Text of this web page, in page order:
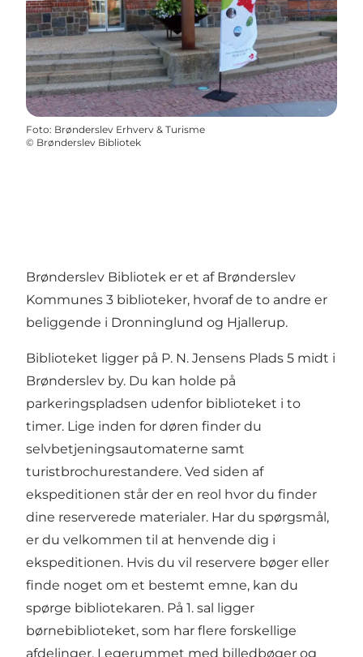
Foto: Brønderslev Erhverv & Turisme
© Brønderslev Bibliotek
Brønderslev Bibliotek er et af Brønderslev
Kommunes 3 biblioteker, hvoraf de to andre er
beliggende i Dronninglund og Hjallerup.
Biblioteket ligger på P. N. Jensens Plads 5 midt i
Brønderslev by. Du kan holde på
parkeringspladsen udenfor biblioteket i to
timer. Lige inden for døren finder du
selvbetjeningsautomaterne samt
turistbrochurestandere. Ved siden af
ekspeditionen står der en reol hvor du finder
dine reserverede materialer. Har du spørgsmål,
er du velkommen til at henvende dig i
ekspeditionen. Hvis du vil reservere bøger eller
finde noget om et bestemt emne, kan du
spørge bibliotekaren. På 1. sal ligger
børnebiblioteket, som har flere forskellige
afdelinger. Legerummet med billedbøger og